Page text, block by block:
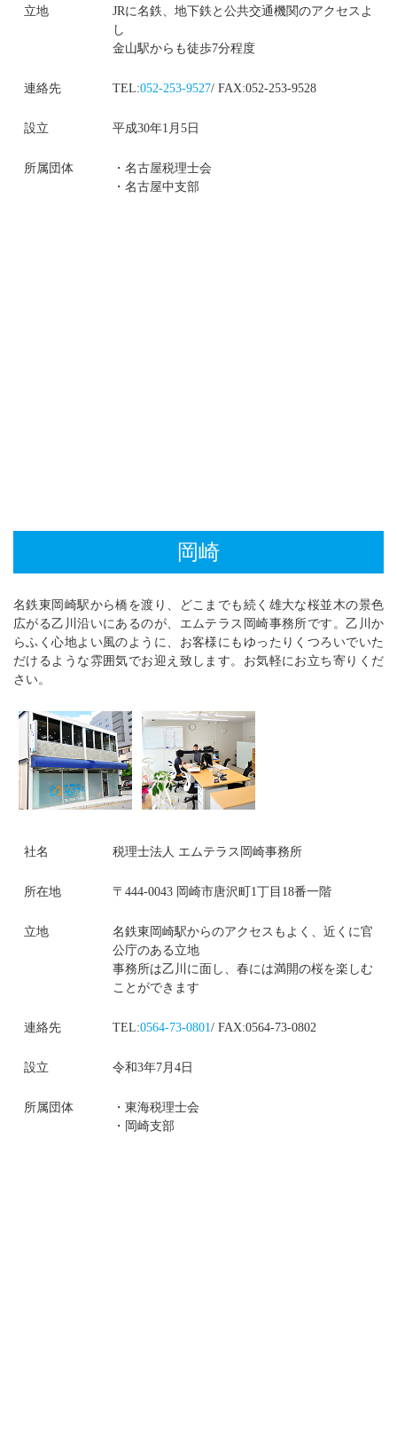
立地
JRに名鉄、地下鉄と公共交通機関のアクセスよ
し
金山駅からも徒歩7分程度
連絡先 TEL:052-253-9527/ FAX:052-253-9528
設立 平成30年1月5日
所属団体
・名古屋税理士会
・名古屋中支部
岡崎
名鉄東岡崎駅から橋を渡り、どこまでも続く雄大な桜並木の景色
広がる乙川沿いにあるのが、エムテラス岡崎事務所です。乙川か
らふく心地よい風のように、お客様にもゆったりくつろいでいた
だけるような雰囲気でお迎え致します。お気軽にお立ち寄りくだ
さい。
社名 税理士法人 エムテラス岡崎事務所
所在地 〒444-0043 岡崎市唐沢町1丁目18番一階
立地
名鉄東岡崎駅からのアクセスもよく、近くに官
公庁のある立地
事務所は乙川に面し、春には満開の桜を楽しむ
ことができます
連絡先 TEL:0564-73-0801/ FAX:0564-73-0802
設立 令和3年7月4日
所属団体
・東海税理士会
・岡崎支部